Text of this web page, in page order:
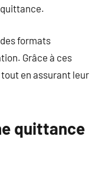
formats
Grâce à ces
en assurant leur
quittance